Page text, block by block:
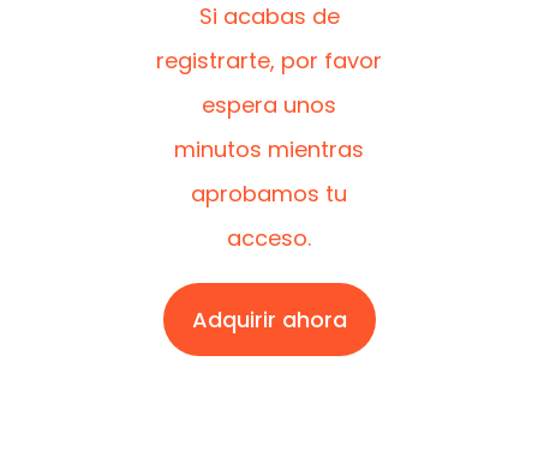
Si acabas de
registrarte, por favor
espera unos
minutos mientras
aprobamos tu
acceso.
Adquirir ahora